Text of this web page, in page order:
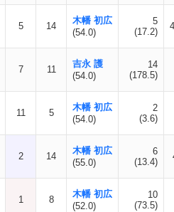
5 14
木幡 初広
(54.0)
5
(17.2)
7 11
吉永 護
(54.0)
14
(178.5)
11 5
木幡 初広
(54.0)
2
(3.6)
2 14
木幡 初広
(55.0)
6
(13.4)
1 8
木幡 初広
(52.0)
10
(73.5)